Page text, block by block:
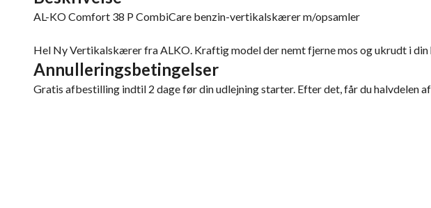
AL-KO Comfort 38 P CombiCare benzin-vertikalskærer m/opsamler
Hel Ny Vertikalskærer fra ALKO. Kraftig model der nemt fjerne mos og ukrudt i din
Annulleringsbetingelser
Gratis afbestilling indtil 2 dage før din udlejning starter. Efter det, får du halvdelen